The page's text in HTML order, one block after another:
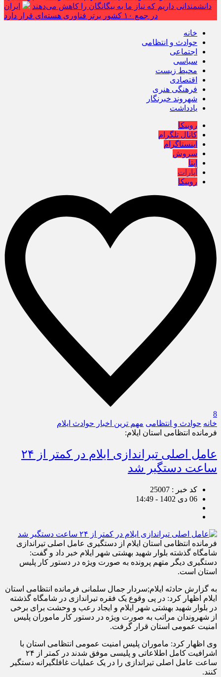
دانشمندانی داریم که نیاز ما به بیگانگان را کاهش می‌دهند
ایران
در جمع ۱۰ کشور برتر فناوری هسته‌ای قرار دارد
خانه
حوادث و انتظامی
اجتماعی
سیاسی
محیط زیست
اقتصادی
فرهنگی هنری
شهروند خبرنگار
یادداشت
روبیکا
کانال تلگرام
اینستاگرام
سروش
ایتا
آپارات
روبیکا
8
خانه حوادث و انتظامی مهم ترین اخبار حوادث ایلام
فرمانده انتظامی استان ایلام:
عامل اصلی تیراندازی ایلام در کمتر از ۲۴
ساعت دستگیر شد
کد خبر : 25007
06 دی 1402 - 14:49
فرمانده انتظامی استان ایلام از دستگیری عامل اصلی تیراندازی
شامگاه گذشته بلوار شهید بهشتی شهر ایلام خبر داد و گفت:
دستگیری دیگر متهم پرونده به صورت ویژه در دستور کار پلیس
استان است.
به گزارش حادثه ایلام;سردار جمال سلمانی فرمانده انتظامی استان
ایلام اظهار کرد: در پی وقوع یک فقره تیراندازی در شامگاه گذشته
در بلوار شهید بهشتی شهر ایلام و ایجاد رعب و وحشت برای برخی
از شهروندان مراتب به صورت ویژه در دستور کار ماموران پلیس
امنیت عمومی استان قرار گرفت.
وی اظهار کرد: ماموران پلیس امنیت عمومی انتظامی استان با
اشرافیت کامل اطلاعاتی و پلیسی موفق شدند در کمتر از ۲۴
ساعت عامل اصلی تیراندازی را در یک عملیات غافلگیرانه دستگیر
کنند.